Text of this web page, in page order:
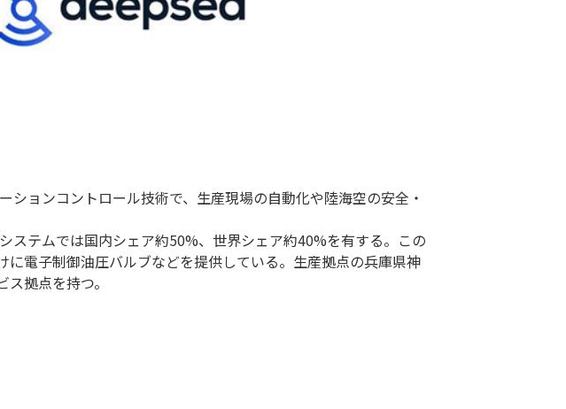
ョンコントロール技術で、生産現場の自動化や陸海空の安全・
ステムでは国内シェア約50%、世界シェア約40%を有する。この
電子制御油圧バルブなどを提供している。生産拠点の兵庫県神
拠点を持つ。